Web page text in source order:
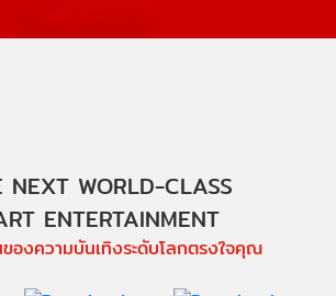
NEXT WORLD-CLASS
ENTERTAINMENT
องความบันเทิงระดับโลกตรงใจคุณ